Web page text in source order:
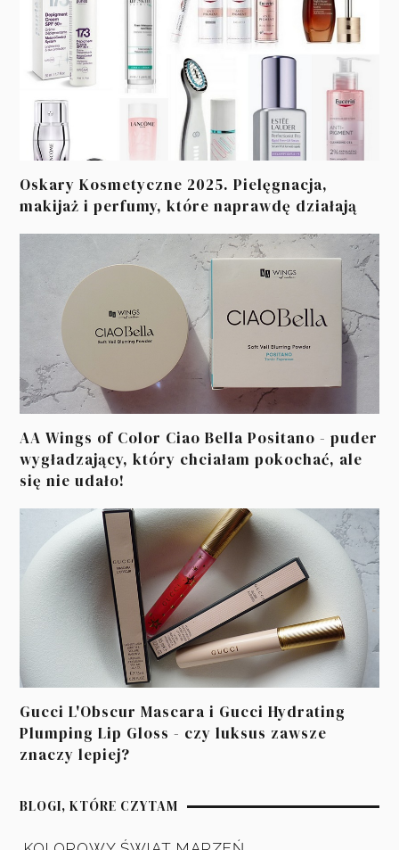
Oskary Kosmetyczne 2025. Pielęgnacja,
makijaż i perfumy, które naprawdę działają
AA Wings of Color Ciao Bella Positano - puder
wygładzający, który chciałam pokochać, ale
się nie udało!
Gucci L'Obscur Mascara i Gucci Hydrating
Plumping Lip Gloss - czy luksus zawsze
znaczy lepiej?
BLOGI, KTÓRE CZYTAM